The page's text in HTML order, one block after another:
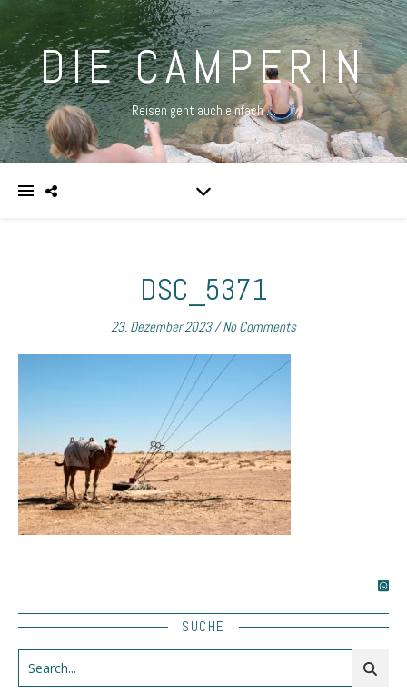
DIE CAMPERIN
Reisen geht auch einfach …
DSC_5371
23. Dezember 2023/ No Comments
SUCHE